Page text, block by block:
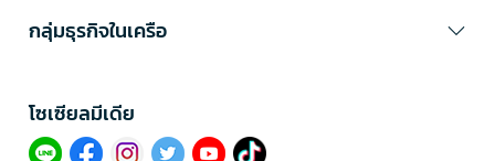
กลุ่มธุรกิจในเครือ
โซเซียลมีเดีย​